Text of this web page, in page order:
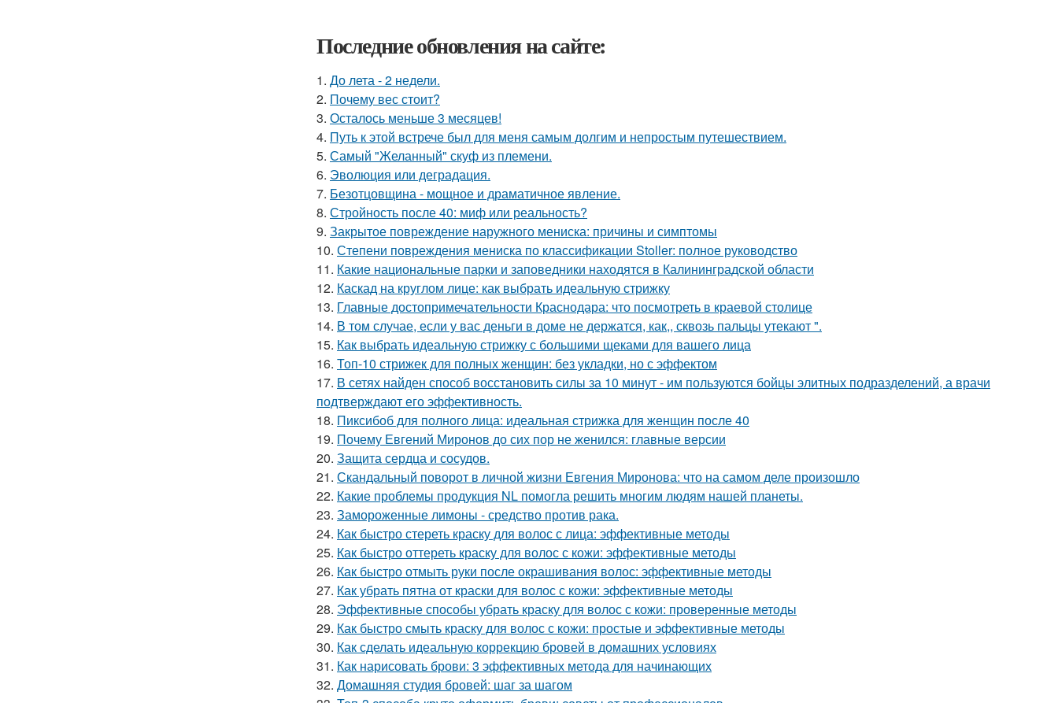
Последние обновления на сайте:
1. До лета - 2 недели.
2. Почему вес стоит?
3. Осталось меньше 3 месяцев!
4. Путь к этой встрече был для меня самым долгим и непростым путешествием.
5. Самый "Желанный" скуф из племени.
6. Эволюция или деградация.
7. Безотцовщина - мощное и драматичное явление.
8. Стройность после 40: миф или реальность?
9. Закрытое повреждение наружного мениска: причины и симптомы
10. Степени повреждения мениска по классификации Stoller: полное руководство
11. Какие национальные парки и заповедники находятся в Калининградской области
12. Каскад на круглом лице: как выбрать идеальную стрижку
13. Главные достопримечательности Краснодара: что посмотреть в краевой столице
14. В том случае, если у вас деньги в доме не держатся, как,, сквозь пальцы утекают ".
15. Как выбрать идеальную стрижку с большими щеками для вашего лица
16. Топ-10 стрижек для полных женщин: без укладки, но с эффектом
17. В сетях найден способ восстановить силы за 10 минут - им пользуются бойцы элитных подразделений, а врачи
подтверждают его эффективность.
18. Пиксибоб для полного лица: идеальная стрижка для женщин после 40
19. Почему Евгений Миронов до сих пор не женился: главные версии
20. Защита сердца и сосудов.
21. Скандальный поворот в личной жизни Евгения Миронова: что на самом деле произошло
22. Какие проблемы продукция NL помогла решить многим людям нашей планеты.
23. Замороженные лимоны - средство против рака.
24. Как быстро стереть краску для волос с лица: эффективные методы
25. Как быстро оттереть краску для волос с кожи: эффективные методы
26. Как быстро отмыть руки после окрашивания волос: эффективные методы
27. Как убрать пятна от краски для волос с кожи: эффективные методы
28. Эффективные способы убрать краску для волос с кожи: проверенные методы
29. Как быстро смыть краску для волос с кожи: простые и эффективные методы
30. Как сделать идеальную коррекцию бровей в домашних условиях
31. Как нарисовать брови: 3 эффективных метода для начинающих
32. Домашняя студия бровей: шаг за шагом